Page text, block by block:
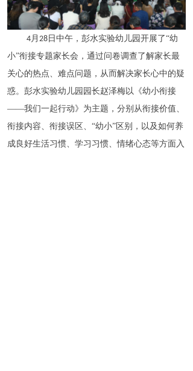
4 月 28日中午，彭水实验幼儿园开展了“幼
小”衔接专题家长会，通过问卷调查了解家长最
关心的热点、难点问题，从而解决家长心中的疑
惑。彭水实验幼儿园园长赵泽梅以《幼小衔接
——我们一起行动》为主题，分别从衔接价值、
衔接内容、衔接误区、“幼小”区别，以及如何养
成良好生活习惯、学习习惯、情绪心态等方面入